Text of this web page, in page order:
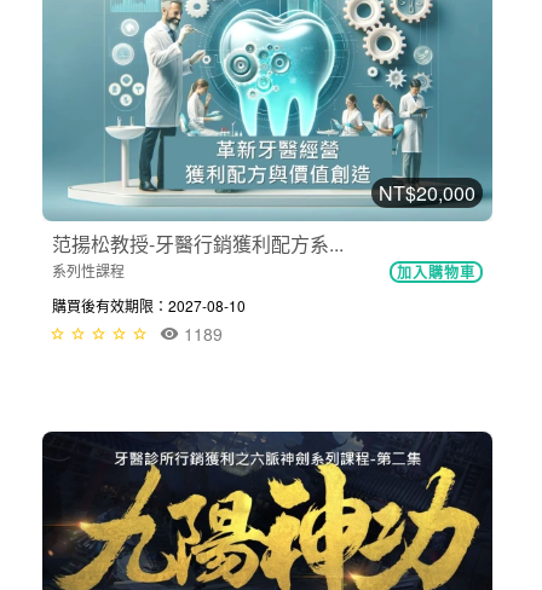
NT$20,000
范揚松教授​​-牙醫行銷獲利配方系...
系列性課程 加入購物車
購買後有效期限：2027-08-10
1189